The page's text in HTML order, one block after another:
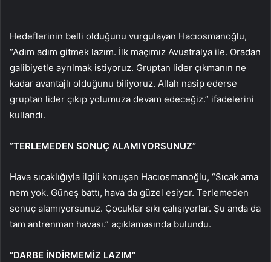
Hedeflerinin belli olduğunu vurgulayan Hacıosmanoğlu,
“Adım adım gitmek lazım. İlk maçımız Avustralya ile. Oradan
galibiyetle ayrılmak istiyoruz. Gruptan lider çıkmanın ne
kadar avantajlı olduğunu biliyoruz. Allah nasip ederse
gruptan lider çıkıp yolumuza devam edeceğiz.” ifadelerini
kullandı.
”TERLEMEDEN SONUÇ ALAMIYORSUNUZ”
Hava sıcaklığıyla ilgili konuşan Hacıosmanoğlu, “Sıcak ama
nem yok. Güneş battı, hava da güzel esiyor. Terlemeden
sonuç alamıyorsunuz. Çocuklar sıkı çalışıyorlar. Şu anda da
tam antrenman havası.” açıklamasında bulundu.
”DARBE İNDİRMEMİZ LAZIM”